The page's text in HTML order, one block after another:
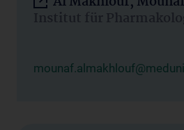
Institut für